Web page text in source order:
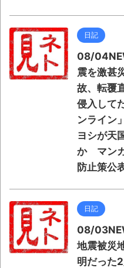
日記
08/
震を激甚
故、転覆
侵入して
ンライン
ヨシが天
か マン
防止策公
日記
08/
地震被災
明だった